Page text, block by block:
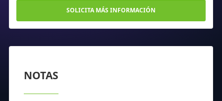
SOLICITA MÁS INFORMACIÓN
NOTAS